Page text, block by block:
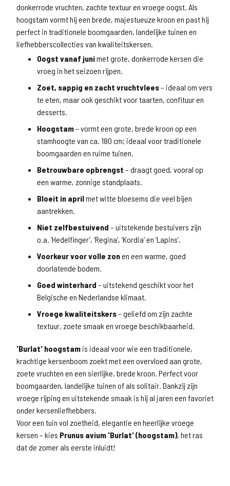
donkerrode vruchten, zachte textuur en vroege oogst. Als
hoogstam vormt hij een brede, majestueuze kroon en past hij
perfect in traditionele boomgaarden, landelijke tuinen en
liefhebberscollecties van kwaliteitskersen.
Oogst vanaf junimet grote, donkerrode kersen die
vroeg in het seizoen rijpen.
Zoet, sappig en zacht vruchtvlees– ideaal om vers
te eten, maar ook geschikt voor taarten, confituur en
desserts.
Hoogstam– vormt een grote, brede kroon op een
stamhoogte van ca. 180 cm; ideaal voor traditionele
boomgaarden en ruime tuinen.
Betrouwbare opbrengst – draagt goed, vooral op
een warme, zonnige standplaats.
Bloeit in aprilmet witte bloesems die veel bijen
aantrekken.
Niet zelfbestuivend – uitstekende bestuivers zijn
o.a. ‘Hedelfinger’, ‘Regina’, ‘Kordia’ en ‘Lapins’.
Voorkeur voor volle zonen een warme, goed
doorlatende bodem.
Goed winterhard – uitstekend geschikt voor het
Belgische en Nederlandse klimaat.
Vroege kwaliteitskers– geliefd om zijn zachte
textuur, zoete smaak en vroege beschikbaarheid.
'Burlat' hoogstam is ideaal voor wie een traditionele,
krachtige kersenboom zoekt met een overvloed aan grote,
zoete vruchten en een sierlijke, brede kroon. Perfect voor
boomgaarden, landelijke tuinen of als solitair. Dankzij zijn
vroege rijping en uitstekende smaak is hij al jaren een favoriet
onder kersenliefhebbers.
Voor een tuin vol zoetheid, elegantie en heerlijke vroege
kersen – kies Prunus avium 'Burlat' (hoogstam), het ras
dat de zomer als eerste inluidt!